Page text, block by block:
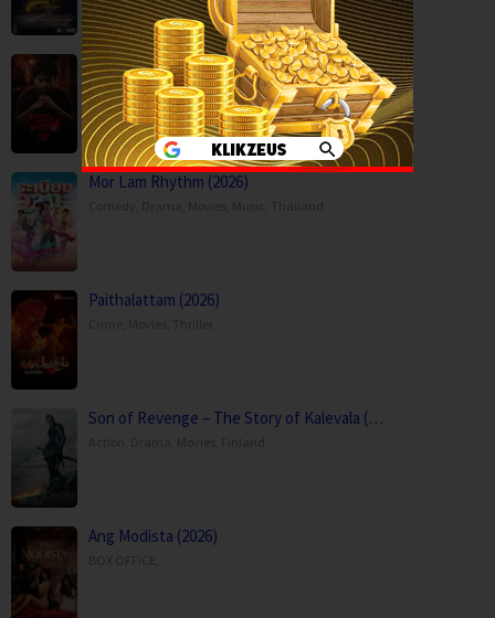
Kaalam paranja kadha (2026)
Crime,Movies,Thriller,
Mor Lam Rhythm (2026)
Paithalattam (2026)
Son of Revenge – The Story of Kalevala (…
Ang Modista (2026)